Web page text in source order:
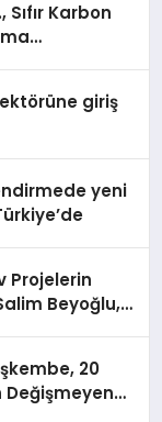
Karbon
giriş
yeni
Projelerin
Beyoğlu,
20
Değişmeyen